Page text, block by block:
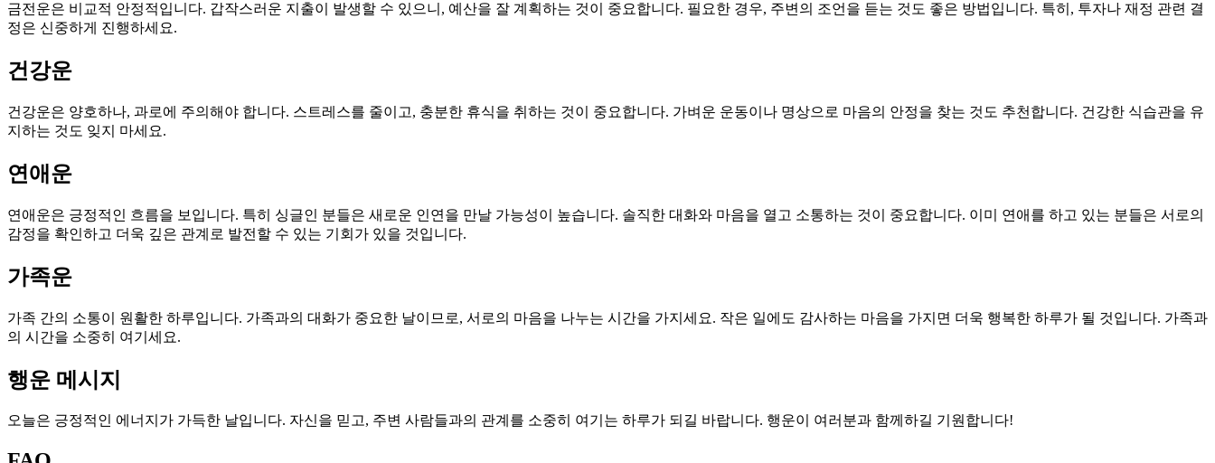
금전운은 비교적 안정적입니다. 갑작스러운 지출이 발생할 수 있으니, 예산을 잘 계획하는 것이 중요합니다. 필요한 경우, 주변의 조언을 듣는 것도 좋은 방법입니다. 특히, 투자나 재정 관련 결
정은 신중하게 진행하세요.
건강운
건강운은 양호하나, 과로에 주의해야 합니다. 스트레스를 줄이고, 충분한 휴식을 취하는 것이 중요합니다. 가벼운 운동이나 명상으로 마음의 안정을 찾는 것도 추천합니다. 건강한 식습관을 유
지하는 것도 잊지 마세요.
연애운
연애운은 긍정적인 흐름을 보입니다. 특히 싱글인 분들은 새로운 인연을 만날 가능성이 높습니다. 솔직한 대화와 마음을 열고 소통하는 것이 중요합니다. 이미 연애를 하고 있는 분들은 서로의
감정을 확인하고 더욱 깊은 관계로 발전할 수 있는 기회가 있을 것입니다.
가족운
가족 간의 소통이 원활한 하루입니다. 가족과의 대화가 중요한 날이므로, 서로의 마음을 나누는 시간을 가지세요. 작은 일에도 감사하는 마음을 가지면 더욱 행복한 하루가 될 것입니다. 가족과
의 시간을 소중히 여기세요.
행운 메시지
오늘은 긍정적인 에너지가 가득한 날입니다. 자신을 믿고, 주변 사람들과의 관계를 소중히 여기는 하루가 되길 바랍니다. 행운이 여러분과 함께하길 기원합니다!